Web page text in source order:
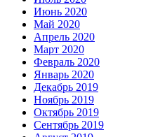
Июнь 2020
Май 2020
Апрель 2020
Март 2020
Февраль 2020
Январь 2020
Декабрь 2019
Ноябрь 2019
Октябрь 2019
Сентябрь 2019